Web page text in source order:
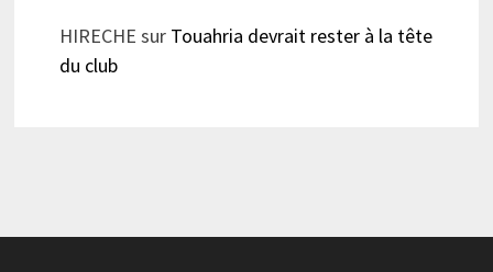
HIRECHE sur Touahria devrait rester à la tête
du club